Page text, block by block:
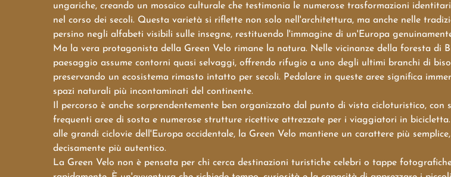
ungariche, creando un mosaico culturale che testimonia le numerose trasformazioni
nel corso dei secoli. Questa varietà si riflette non solo nell'architettura, ma anche nelle
persino negli alfabeti visibili sulle insegne, restituendo l'immagine di un'Europa
Ma la vera protagonista della Green Velo rimane la natura. Nelle vicinanze della foresta di
paesaggio assume contorni quasi selvaggi, offrendo rifugio a uno degli ultimi branchi di
preservando un ecosistema rimasto intatto per secoli. Pedalare in queste aree significa
spazi naturali più incontaminati del continente.
Il percorso è anche sorprendentemente ben organizzato dal punto di vista cicloturistico, con
frequenti aree di sosta e numerose strutture ricettive attrezzate per i viaggiatori in
alle grandi ciclovie dell'Europa occidentale, la Green Velo mantiene un carattere più
decisamente più autentico.
La Green Velo non è pensata per chi cerca destinazioni turistiche celebri o tappe